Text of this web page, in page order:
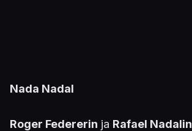
Nada Nadal
Roger Federerin ja Rafael Nadalin